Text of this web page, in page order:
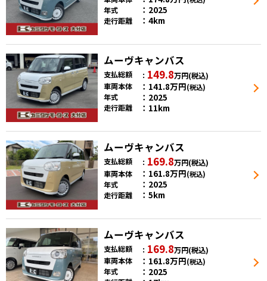
年式 2025
走行距離 4km
ムーヴキャンバス
支払総額 149.8万円(税込)
車両本体
141.8万円(税込)
年式 2025
走行距離 11km
ムーヴキャンバス
支払総額 169.8万円(税込)
車両本体
161.8万円(税込)
年式 2025
走行距離 5km
ムーヴキャンバス
支払総額 169.8万円(税込)
車両本体
161.8万円(税込)
年式 2025